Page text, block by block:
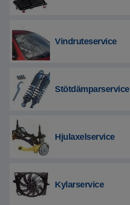
Vindruteservice
Stötdämparservice
Hjulaxelservice
Kylarservice